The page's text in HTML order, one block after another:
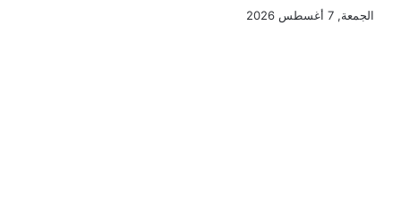
الجمعة, 7 أغسطس 2026